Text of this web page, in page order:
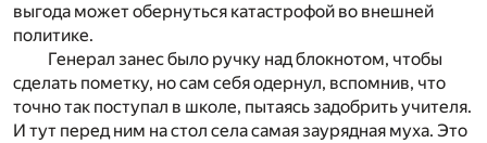
выгода может обернуться катастрофой во внешней
политике.
Генерал занес было ручку над блокнотом, чтобы
сделать пометку, но сам себя одернул, вспомнив, что
точно так поступал в школе, пытаясь задобрить учителя.
И тут перед ним на стол села самая заурядная муха. Это